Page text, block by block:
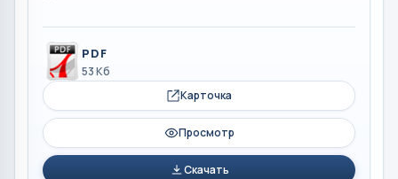
PDF
53 Кб
Карточка
Просмотр
Скачать